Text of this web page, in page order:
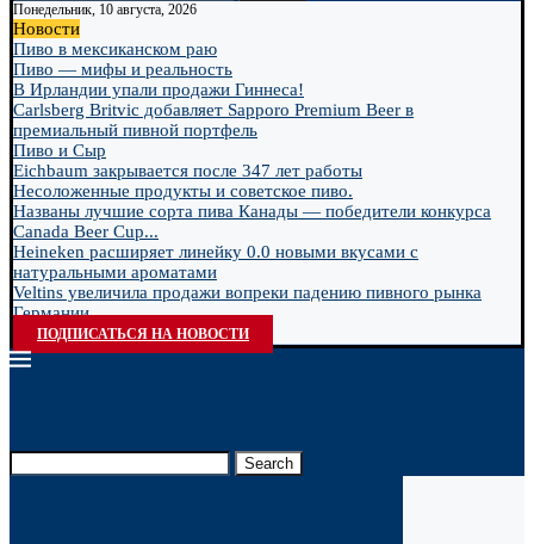
Понедельник, 10 августа, 2026
Новости
Пиво в мексиканском раю
Пиво — мифы и реальность
В Ирландии упали продажи Гиннеса!
Carlsberg Britvic добавляет Sapporo Premium Beer в
премиальный пивной портфель
Пиво и Сыр
Eichbaum закрывается после 347 лет работы
Несоложенные продукты и советское пиво.
Названы лучшие сорта пива Канады — победители конкурса
Canada Beer Cup...
Heineken расширяет линейку 0.0 новыми вкусами с
натуральными ароматами
Veltins увеличила продажи вопреки падению пивного рынка
Германии
ПОДПИСАТЬСЯ НА НОВОСТИ
Search